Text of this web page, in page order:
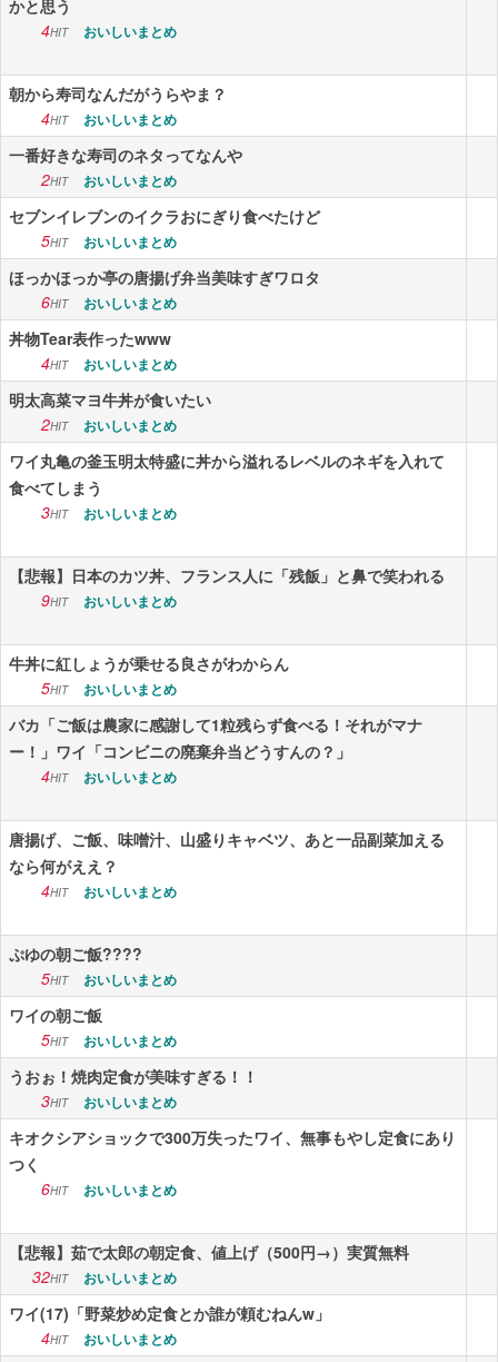
かと思う
4HIT おいしいまとめ
朝から寿司なんだがうらやま？
4HIT おいしいまとめ
一番好きな寿司のネタってなんや
2HIT おいしいまとめ
セブンイレブンのイクラおにぎり食べたけど
5HIT おいしいまとめ
ほっかほっか亭の唐揚げ弁当美味すぎワロタ
6HIT おいしいまとめ
丼物Tear表作ったwww
4HIT おいしいまとめ
明太高菜マヨ牛丼が食いたい
2HIT おいしいまとめ
ワイ丸亀の釜玉明太特盛に丼から溢れるレベルのネギを入れて
食べてしまう
3HIT おいしいまとめ
【悲報】日本のカツ丼、フランス人に「残飯」と鼻で笑われる
9HIT おいしいまとめ
牛丼に紅しょうが乗せる良さがわからん
5HIT おいしいまとめ
バカ「ご飯は農家に感謝して1粒残らず食べる！それがマナ
ー！」ワイ「コンビニの廃棄弁当どうすんの？」
4HIT おいしいまとめ
唐揚げ、ご飯、味噌汁、山盛りキャベツ、あと一品副菜加える
なら何がええ？
4HIT おいしいまとめ
ぷゆの朝ご飯????
5HIT おいしいまとめ
ワイの朝ご飯
5HIT おいしいまとめ
うおぉ！焼肉定食が美味すぎる！！
3HIT おいしいまとめ
キオクシアショックで300万失ったワイ、無事もやし定食にあり
つく
6HIT おいしいまとめ
【悲報】茹で太郎の朝定食、値上げ（500円→）実質無料
32HIT おいしいまとめ
ワイ(17)「野菜炒め定食とか誰が頼むねんw」
4HIT おいしいまとめ